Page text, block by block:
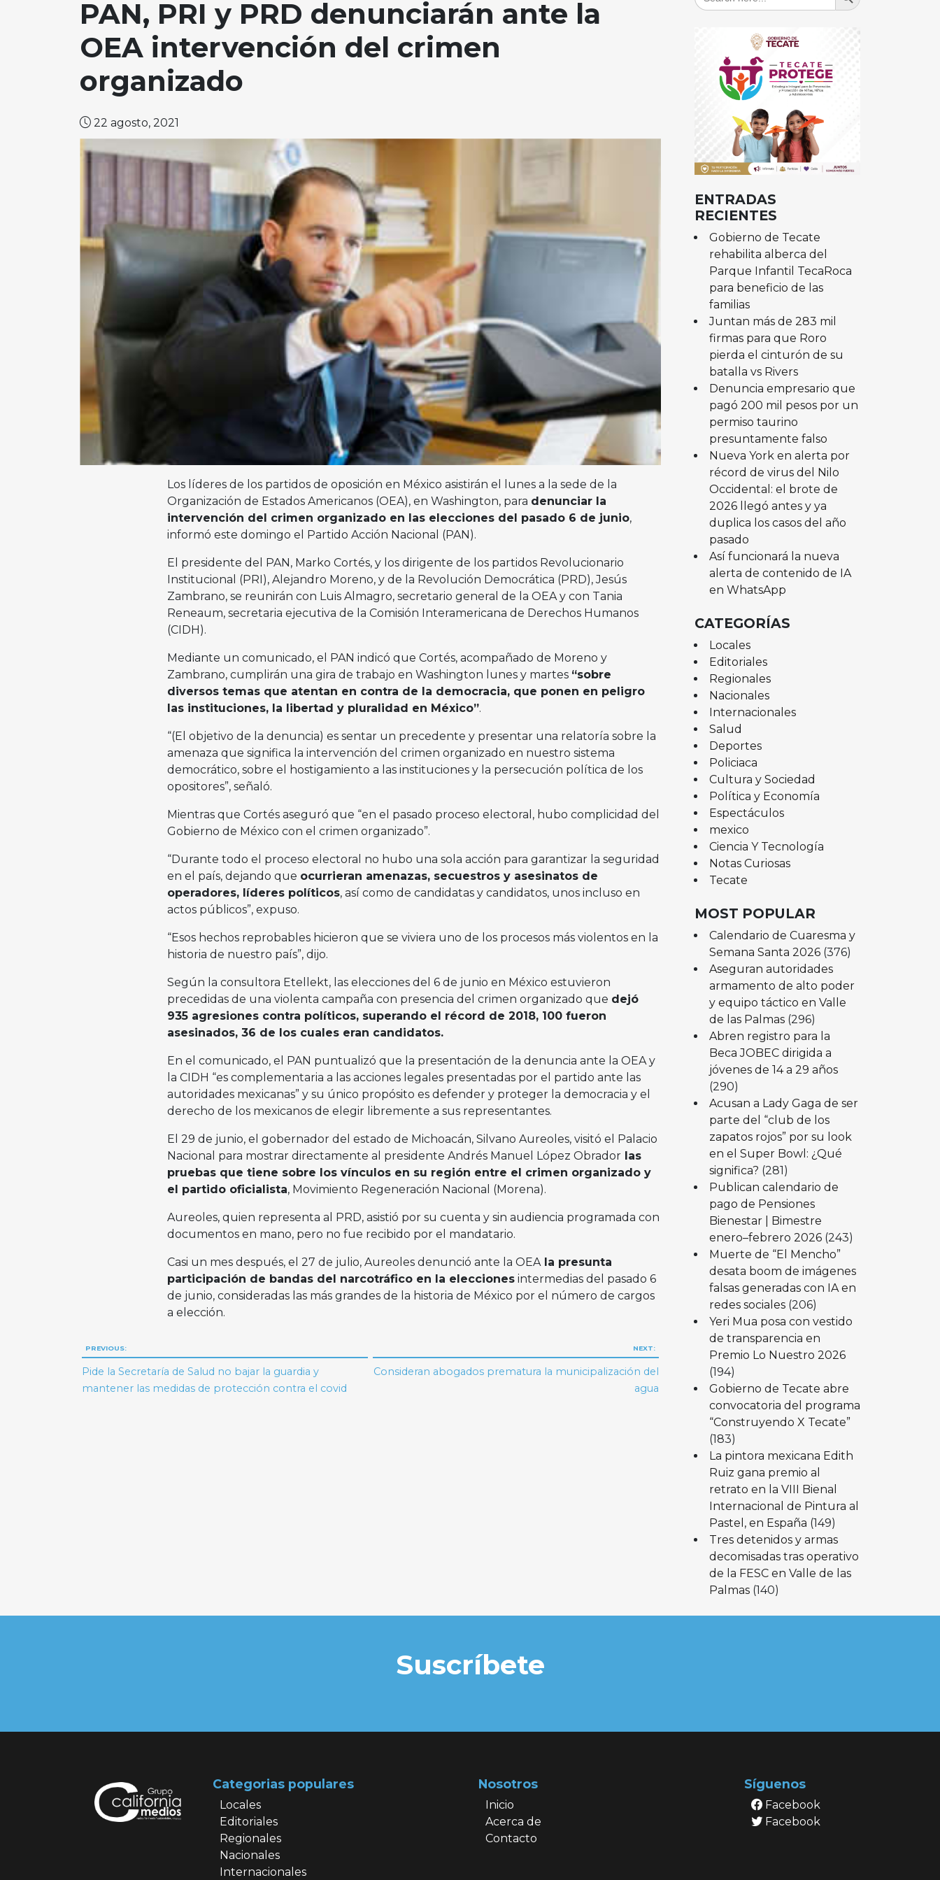
PAN, PRI y PRD denunciarán ante la
OEA intervención del crimen
organizado
22 agosto, 2021
Los líderes de los partidos de oposición en México asistirán el lunes a la sede de la
Organización de Estados Americanos (OEA), en Washington, para denunciar la
intervención del crimen organizado en las elecciones del pasado 6 de junio,
informó este domingo el Partido Acción Nacional (PAN).
El presidente del PAN, Marko Cortés, y los dirigente de los partidos Revolucionario
Institucional (PRI), Alejandro Moreno, y de la Revolución Democrática (PRD), Jesús
Zambrano, se reunirán con Luis Almagro, secretario general de la OEA y con Tania
Reneaum, secretaria ejecutiva de la Comisión Interamericana de Derechos Humanos
(CIDH).
Mediante un comunicado, el PAN indicó que Cortés, acompañado de Moreno y
Zambrano, cumplirán una gira de trabajo en Washington lunes y martes “sobre
diversos temas que atentan en contra de la democracia, que ponen en peligro
las instituciones, la libertad y pluralidad en México”.
“(El objetivo de la denuncia) es sentar un precedente y presentar una relatoría sobre la
amenaza que significa la intervención del crimen organizado en nuestro sistema
democrático, sobre el hostigamiento a las instituciones y la persecución política de los
opositores”, señaló.
Mientras que Cortés aseguró que “en el pasado proceso electoral, hubo complicidad del
Gobierno de México con el crimen organizado”.
“Durante todo el proceso electoral no hubo una sola acción para garantizar la seguridad
en el país, dejando que ocurrieran amenazas, secuestros y asesinatos de
operadores, líderes políticos, así como de candidatas y candidatos, unos incluso en
actos públicos”, expuso.
“Esos hechos reprobables hicieron que se viviera uno de los procesos más violentos en la
historia de nuestro país”, dijo.
Según la consultora Etellekt, las elecciones del 6 de junio en México estuvieron
precedidas de una violenta campaña con presencia del crimen organizado que dejó
935 agresiones contra políticos, superando el récord de 2018, 100 fueron
asesinados, 36 de los cuales eran candidatos.
En el comunicado, el PAN puntualizó que la presentación de la denuncia ante la OEA y
la CIDH “es complementaria a las acciones legales presentadas por el partido ante las
autoridades mexicanas” y su único propósito es defender y proteger la democracia y el
derecho de los mexicanos de elegir libremente a sus representantes.
El 29 de junio, el gobernador del estado de Michoacán, Silvano Aureoles, visitó el Palacio
Nacional para mostrar directamente al presidente Andrés Manuel López Obradorlas
pruebas que tiene sobre los vínculos en su región entre el crimen organizado y
el partido oficialista, Movimiento Regeneración Nacional (Morena).
Aureoles, quien representa al PRD, asistió por su cuenta y sin audiencia programada con
documentos en mano, pero no fue recibido por el mandatario.
Casi un mes después, el 27 de julio, Aureoles denunció ante la OEAla presunta
participación de bandas del narcotráfico en la eleccionesintermedias del pasado 6
de junio, consideradas las más grandes de la historia de México por el número de cargos
a elección.
Navegación
de
PREVIOUS:
Pide la Secretaría de Salud no bajar la guardia y
mantener las medidas de protección contra el covid
NEXT:
Consideran abogados prematura la municipalización del
agua
ENTRADAS
RECIENTES
Gobierno de Tecate
rehabilita alberca del
Parque Infantil TecaRoca
para beneficio de las
familias
Juntan más de 283 mil
firmas para que Roro
pierda el cinturón de su
batalla vs Rivers
Denuncia empresario que
pagó 200 mil pesos por un
permiso taurino
presuntamente falso
Nueva York en alerta por
récord de virus del Nilo
Occidental: el brote de
2026 llegó antes y ya
duplica los casos del año
pasado
Así funcionará la nueva
alerta de contenido de IA
en WhatsApp
CATEGORÍAS
Locales
Editoriales
Regionales
Nacionales
Internacionales
Salud
Deportes
Policiaca
Cultura y Sociedad
Política y Economía
Espectáculos
mexico
Ciencia Y Tecnología
Notas Curiosas
Tecate
MOST POPULAR
Calendario de Cuaresma y
Semana Santa 2026 (376)
Aseguran autoridades
armamento de alto poder
y equipo táctico en Valle
de las Palmas (296)
Abren registro para la
Beca JOBEC dirigida a
jóvenes de 14 a 29 años
(290)
Acusan a Lady Gaga de ser
parte del “club de los
zapatos rojos” por su look
en el Super Bowl: ¿Qué
significa? (281)
Publican calendario de
pago de Pensiones
Bienestar | Bimestre
enero–febrero 2026 (243)
Muerte de “El Mencho”
desata boom de imágenes
falsas generadas con IA en
redes sociales (206)
Yeri Mua posa con vestido
de transparencia en
Premio Lo Nuestro 2026
(194)
Gobierno de Tecate abre
convocatoria del programa
“Construyendo X Tecate”
(183)
La pintora mexicana Edith
Ruiz gana premio al
retrato en la VIII Bienal
Internacional de Pintura al
Pastel, en España (149)
Tres detenidos y armas
decomisadas tras operativo
de la FESC en Valle de las
Palmas (140)
Suscríbete
Categorias populares
Locales
Editoriales
Regionales
Nacionales
Internacionales
Nosotros
Inicio
Acerca de
Contacto
Síguenos
Facebook
Facebook